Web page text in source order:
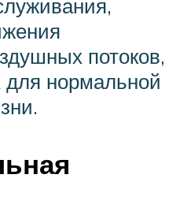
потоков,
для нормальной